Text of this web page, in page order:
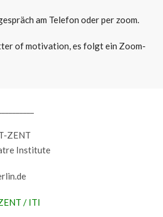
am Telefon oder per zoom.
of motivation, es folgt ein Zoom-
ZENT
Institute
/ ITI